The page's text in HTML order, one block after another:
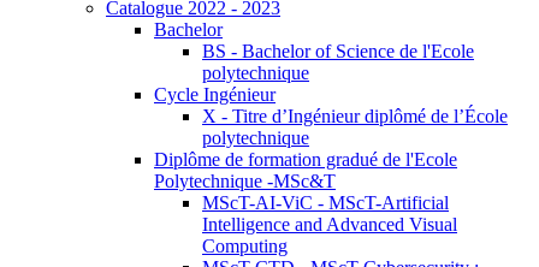
Catalogue 2022 - 2023
Bachelor
BS - Bachelor of Science de l'Ecole
polytechnique
Cycle Ingénieur
X - Titre d’Ingénieur diplômé de l’École
polytechnique
Diplôme de formation gradué de l'Ecole
Polytechnique -MSc&T
MScT-AI-ViC - MScT-Artificial
Intelligence and Advanced Visual
Computing